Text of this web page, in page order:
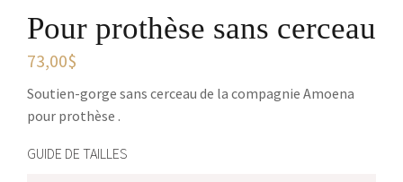
Pour prothèse sans cerceau
73,00$
Soutien-gorge sans cerceau de la compagnie Amoena
pour prothèse .
GUIDE DE TAILLES